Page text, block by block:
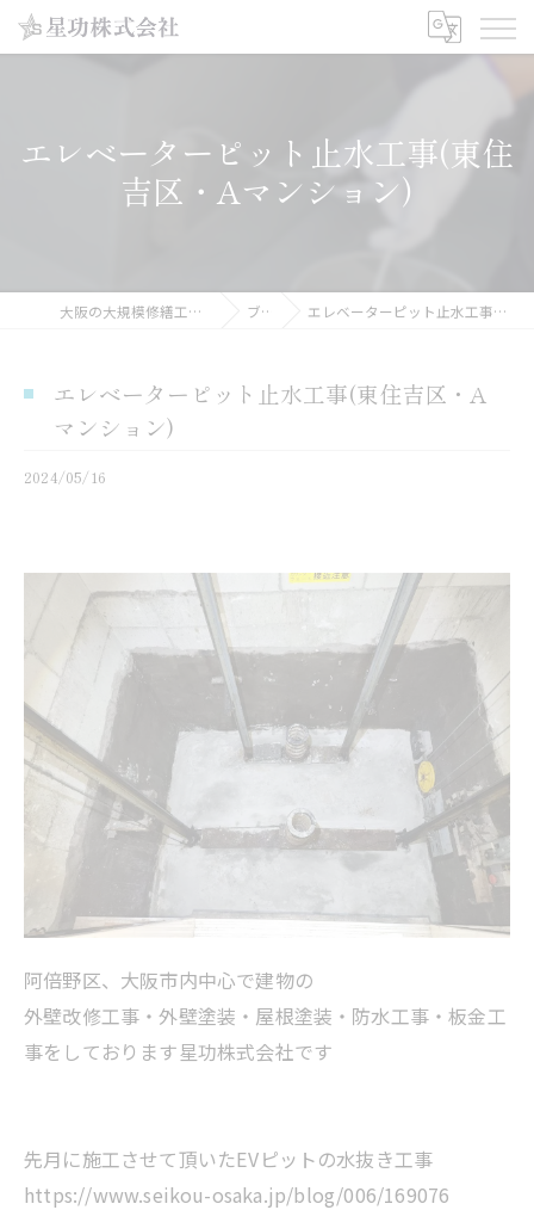
エレベーターピット止水工事(東住
吉区・Aマンション)
大阪の大規模修繕工事なら星功株式会社 ブログ エレベーターピット止水工事(東住吉区・Aマンション)
エレベーターピット止水工事(東住吉区・A
マンション)
2024/05/16
阿倍野区、大阪市内中心で建物の
外壁改修工事・外壁塗装・屋根塗装・防水工事・板金工
事をしております星功株式会社です
先月に施工させて頂いたEVピットの水抜き工事
https://www.seikou-osaka.jp/blog/006/169076